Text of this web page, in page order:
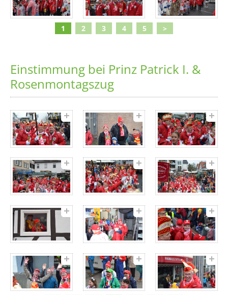
1 2 3 4 5 >
Einstimmung bei Prinz Patrick I. &
Rosenmontagszug